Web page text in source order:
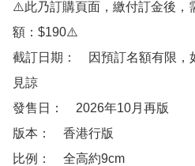
⚠️此乃訂購頁面，繳付訂金後，
額：$190⚠️
截訂日期：　因預訂名額有限
見諒
發售日：　2026年10月再版
版本：　香港行版
比例：　全高約9cm